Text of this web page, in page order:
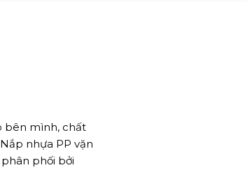
bên mình, chất
nhựa PP vặn
phối bởi